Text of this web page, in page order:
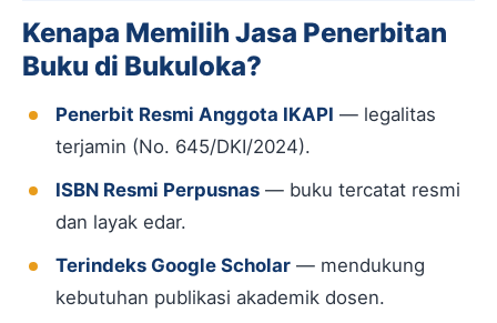
Kenapa Memilih Jasa Penerbitan
Buku di Bukuloka?
Penerbit Resmi Anggota IKAPI — legalitas
terjamin (No. 645/DKI/2024).
ISBN Resmi Perpusnas — buku tercatat resmi
dan layak edar.
Terindeks Google Scholar — mendukung
kebutuhan publikasi akademik dosen.